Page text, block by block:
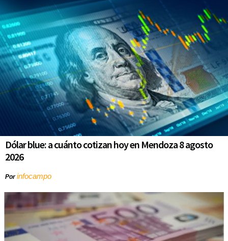
Dólar blue: a cuánto cotizan hoy en Mendoza 8 agosto
2026
Porinfocampo